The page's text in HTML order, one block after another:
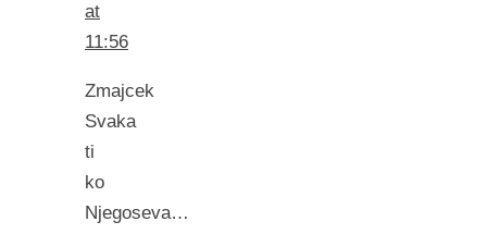
at
11:56
Zmajcek
Svaka
ti
ko
Njegoseva…